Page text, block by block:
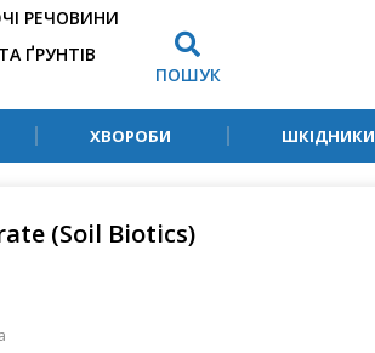
РЕЧОВИНИ
ҐРУНТІВ
ПОШУК
ХВОРОБИ ШКІДНИКИ
(Soil Biotics)